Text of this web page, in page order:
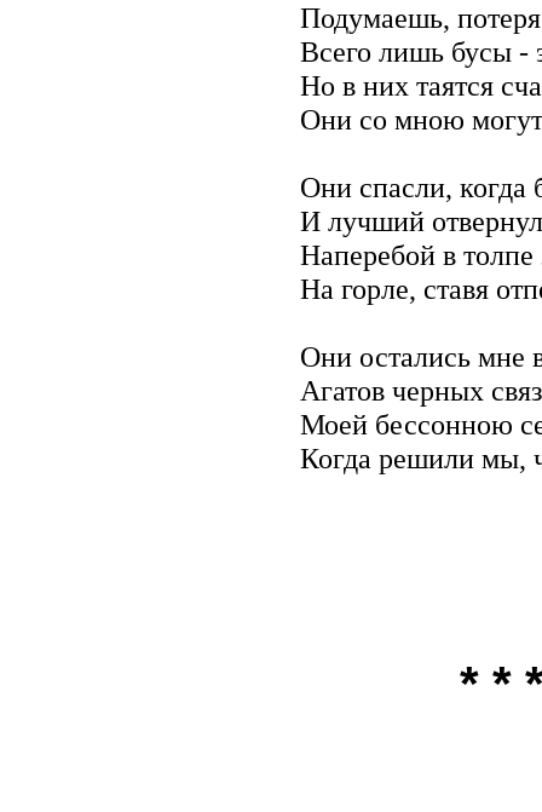
Подумаешь,
Всего лишь бусы -
Но в них таятся
Они со мною могут
Они спасли, когда
И лучший
Наперебой в толпе
На горле, ставя
Они остались мне
Агатов черных
Моей бессонною
Когда решили мы,
* *